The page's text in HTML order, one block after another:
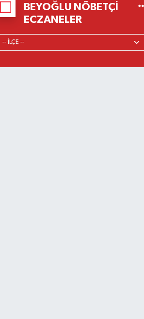
BEYOĞLU NÖBETÇI
ECZANELER